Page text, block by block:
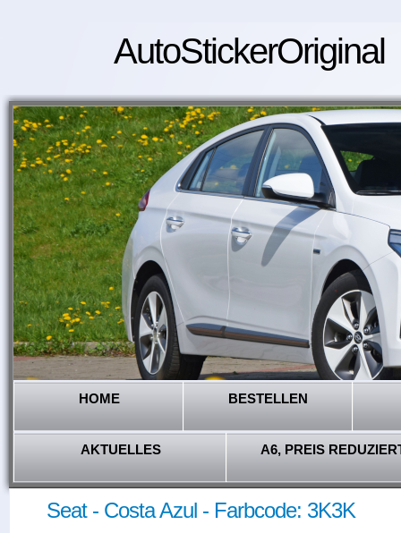
AutoStickerOriginal
HOME BESTELLEN
AKTUELLES A6, PREIS
Seat - Costa Azul - Farbcode: 3K3K